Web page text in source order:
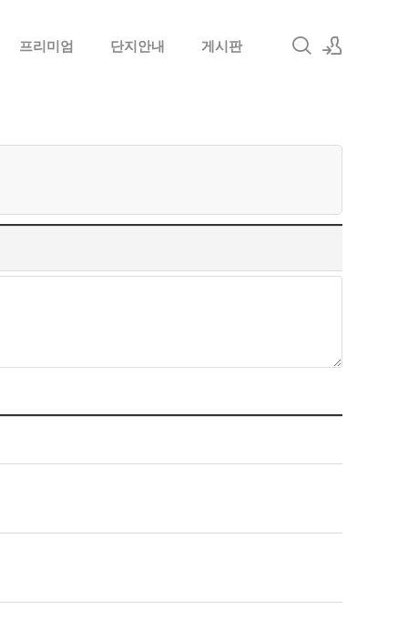
프리미엄 단지안내 게시판